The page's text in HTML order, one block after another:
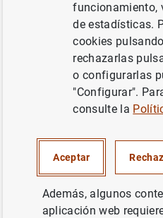
productivity
States vs. the
Esther Moral y
funcionamiento,
de estadísticas.
cookies
rechazarlas
o configurarlas
"Configurar".
consulte la
Aceptar
Además, algunos
aplicación web